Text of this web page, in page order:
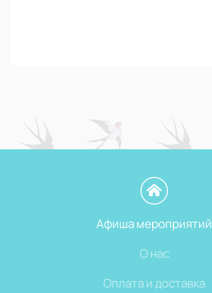
Афиша мероприятий
О нас
Оплата и доставка